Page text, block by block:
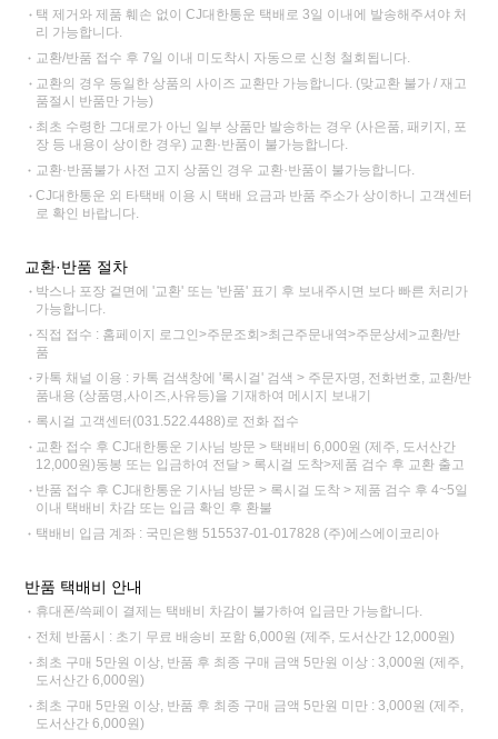
택 제거와 제품 훼손 없이 CJ대한통운 택배로 3일 이내에 발송해주셔야 처
리 가능합니다.
교환/반품 접수 후 7일 이내 미도착시 자동으로 신청 철회됩니다.
교환의 경우 동일한 상품의 사이즈 교환만 가능합니다. (맞교환 불가 / 재고
품절시 반품만 가능)
최초 수령한 그대로가 아닌 일부 상품만 발송하는 경우 (사은품, 패키지, 포
장 등 내용이 상이한 경우) 교환·반품이 불가능합니다.
교환·반품불가 사전 고지 상품인 경우 교환·반품이 불가능합니다.
CJ대한통운 외 타택배 이용 시 택배 요금과 반품 주소가 상이하니 고객센터
로 확인 바랍니다.
교환·반품 절차
박스나 포장 겉면에 '교환' 또는 '반품' 표기 후 보내주시면 보다 빠른 처리가
가능합니다.
직접 접수 : 홈페이지 로그인>주문조회>최근주문내역>주문상세>교환/반
품
카톡 채널 이용 : 카톡 검색창에 '록시걸' 검색 > 주문자명, 전화번호, 교환/반
품내용 (상품명,사이즈,사유등)을 기재하여 메시지 보내기
록시걸 고객센터(031.522.4488)로 전화 접수
교환 접수 후 CJ대한통운 기사님 방문 > 택배비 6,000원 (제주, 도서산간
12,000원)동봉 또는 입금하여 전달 > 록시걸 도착>제품 검수 후 교환 출고
반품 접수 후 CJ대한통운 기사님 방문 > 록시걸 도착 > 제품 검수 후 4~5일
이내 택배비 차감 또는 입금 확인 후 환불
택배비 입금 계좌 : 국민은행 515537-01-017828 (주)에스에이코리아
반품 택배비 안내
휴대폰/쓱페이 결제는 택배비 차감이 불가하여 입금만 가능합니다.
전체 반품시 : 초기 무료 배송비 포함 6,000원 (제주, 도서산간 12,000원)
최초 구매 5만원 이상, 반품 후 최종 구매 금액 5만원 이상 : 3,000원 (제주,
도서산간 6,000원)
최초 구매 5만원 이상, 반품 후 최종 구매 금액 5만원 미만 : 3,000원 (제주,
도서산간 6,000원)